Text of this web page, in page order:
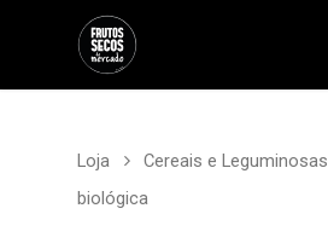
Loja Cereais e Leguminosas
biológica